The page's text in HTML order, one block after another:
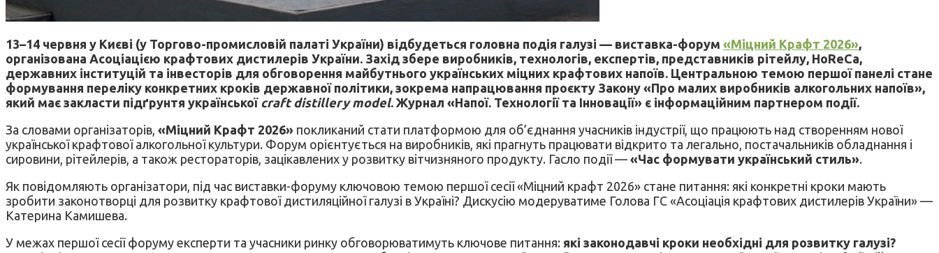
13–14 червня у Києві (у Торгово-промисловій палаті України) відбудеться головна подія галузі — виставка-форум «Міцний Крафт 2026»,
організована Асоціацією крафтових дистилерів України. Захід збере виробників, технологів, експертів, представників рітейлу, HoReCa,
державних інституцій та інвесторів для обговорення майбутнього українських міцних крафтових напоїв. Центральною темою першої панелі стане
формування переліку конкретних кроків державної політики, зокрема напрацювання проєкту Закону «Про малих виробників алкогольних напоїв»,
який має закласти підґрунтя української craft distillery model. Журнал «Напої. Технології та Інновації» є інформаційним партнером події.
За словами організаторів, «Міцний Крафт 2026» покликаний стати платформою для об’єднання учасників індустрії, що працюють над створенням нової
української крафтової алкогольної культури. Форум орієнтується на виробників, які прагнуть працювати відкрито та легально, постачальників обладнання і
сировини, рітейлерів, а також рестораторів, зацікавлених у розвитку вітчизняного продукту. Гасло події — «Час формувати український стиль».
Як повідомляють організатори, під час виставки-форуму ключовою темою першої сесії «Міцний крафт 2026» стане питання: які конкретні кроки мають
зробити законотворці для розвитку крафтової дистиляційної галузі в Україні? Дискусію модеруватиме Голова ГС «Асоціація крафтових дистилерів України» —
Катерина Камишева.
У межах першої сесії форуму експерти та учасники ринку обговорюватимуть ключове питання: які законодавчі кроки необхідні для розвитку галузі?